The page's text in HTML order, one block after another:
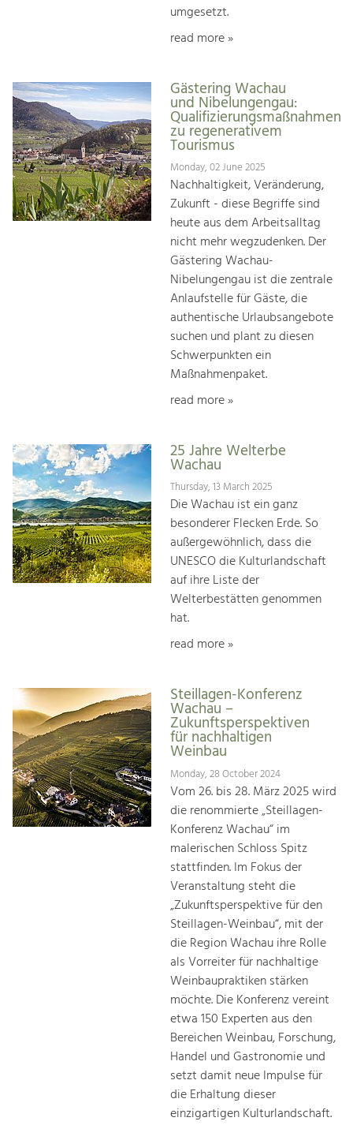
umgesetzt.
read more »
Gästering Wachau
und Nibelungengau:
Qualifizierungsmaßnahmen
zu regenerativem
Tourismus
Monday, 02 June 2025
Nachhaltigkeit, Veränderung,
Zukunft - diese Begriffe sind
heute aus dem Arbeitsalltag
nicht mehr wegzudenken. Der
Gästering Wachau-
Nibelungengau ist die zentrale
Anlaufstelle für Gäste, die
authentische Urlaubsangebote
suchen und plant zu diesen
Schwerpunkten ein
Maßnahmenpaket.
read more »
25 Jahre Welterbe
Wachau
Thursday, 13 March 2025
Die Wachau ist ein ganz
besonderer Flecken Erde. So
außergewöhnlich, dass die
UNESCO die Kulturlandschaft
auf ihre Liste der
Welterbestätten genommen
hat.
read more »
Steillagen-Konferenz
Wachau –
Zukunftsperspektiven
für nachhaltigen
Weinbau
Monday, 28 October 2024
Vom 26. bis 28. März 2025 wird
die renommierte „Steillagen-
Konferenz Wachau“ im
malerischen Schloss Spitz
stattfinden. Im Fokus der
Veranstaltung steht die
„Zukunftsperspektive für den
Steillagen-Weinbau“, mit der
die Region Wachau ihre Rolle
als Vorreiter für nachhaltige
Weinbaupraktiken stärken
möchte. Die Konferenz vereint
etwa 150 Experten aus den
Bereichen Weinbau, Forschung,
Handel und Gastronomie und
setzt damit neue Impulse für
die Erhaltung dieser
einzigartigen Kulturlandschaft.